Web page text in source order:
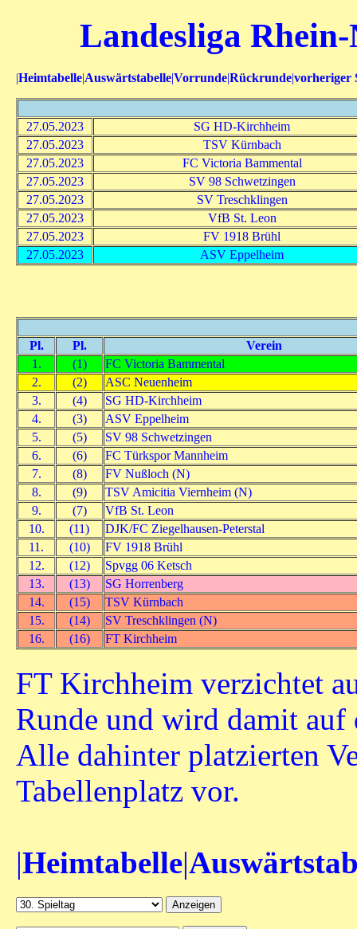
Landesliga Rhein-
|Heimtabelle|Auswärtstabelle|Vorrunde|Rückrunde|vorheriger
27.05.2023
SG HD-Kirchheim
27.05.2023
TSV Kürnbach
27.05.2023
FC Victoria Bammental
27.05.2023
SV 98 Schwetzingen
27.05.2023
SV Treschklingen
27.05.2023
VfB St. Leon
27.05.2023
FV 1918 Brühl
27.05.2023
ASV Eppelheim
Pl. Pl.
Verein
1.
(1)
FC Victoria Bammental
2.
(2)
ASC Neuenheim
3.
(4)
SG HD-Kirchheim
4.
(3)
ASV Eppelheim
5.
(5)
SV 98 Schwetzingen
6.
(6)
FC Türkspor Mannheim
7.
(8)
FV Nußloch (N)
8.
(9)
TSV Amicitia Viernheim (N)
9.
(7)
VfB St. Leon
10.
(11)
DJK/FC Ziegelhausen-Peterstal
11.
(10)
FV 1918 Brühl
12.
(12)
Spvgg 06 Ketsch
13.
(13)
SG Horrenberg
14.
(15)
TSV Kürnbach
15.
(14)
SV Treschklingen (N)
16.
(16) FT Kirchheim
FT Kirchheim verzichtet
Runde und wird damit auf
Alle dahinter platzierten
Tabellenplatz vor.
|Heimtabelle|